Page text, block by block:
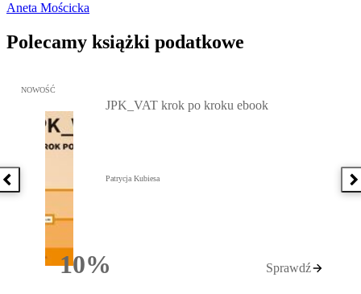
Aneta Mościcka
Polecamy książki podatkowe
Poprzednia książka
Przejdź do: JPK_VAT krok po kroku ebook, Patrycja Kubiesa -
NOWOŚĆ
10%Rabatu
JPK_VAT krok po kroku ebook
Patrycja Kubiesa
Sprawdź